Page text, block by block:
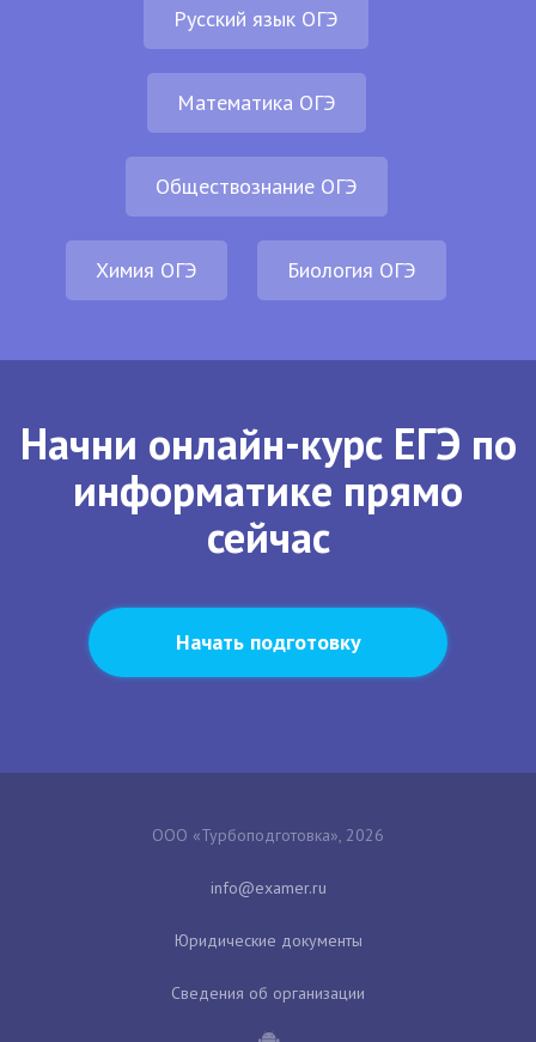
Русский язык ОГЭ
Математика ОГЭ
Обществознание ОГЭ
Химия ОГЭ Биология ОГЭ
Начни онлайн-курс ЕГЭ по
информатике прямо
сейчас
Начать подготовку
ООО «Турбоподготовка», 2026
Юридические документы
Сведения об организации